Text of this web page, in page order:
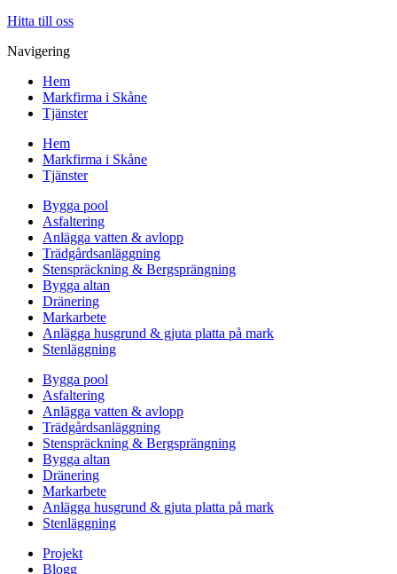
Hitta till oss
Navigering
Hem
Markfirma i Skåne
Tjänster
Hem
Markfirma i Skåne
Tjänster
Bygga pool
Asfaltering
Anlägga vatten & avlopp
Trädgårdsanläggning
Stenspräckning & Bergsprängning
Bygga altan
Dränering
Markarbete
Anlägga husgrund & gjuta platta på mark
Stenläggning
Bygga pool
Asfaltering
Anlägga vatten & avlopp
Trädgårdsanläggning
Stenspräckning & Bergsprängning
Bygga altan
Dränering
Markarbete
Anlägga husgrund & gjuta platta på mark
Stenläggning
Projekt
Blogg